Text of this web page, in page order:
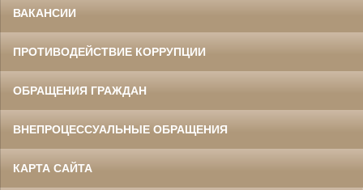
ВАКАНСИИ
ПРОТИВОДЕЙСТВИЕ КОРРУПЦИИ
ОБРАЩЕНИЯ ГРАЖДАН
ВНЕПРОЦЕССУАЛЬНЫЕ ОБРАЩЕНИЯ
КАРТА САЙТА